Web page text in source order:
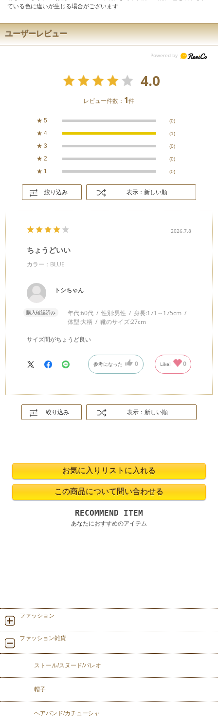
ている色に違いが生じる場合がございます
ユーザーレビュー
4.0
レビュー件数： 1件
★ 5 (0)
★ 4 (1)
★ 3 (0)
★ 2 (0)
★ 1 (0)
絞り込み 表示：新しい順
2026.7.8
ちょうどいい
カラー：BLUE
トシちゃん
購入確認済み 年代:60代 性別:男性 身長:171～175cm
体型:大柄 靴のサイズ:27cm
サイズ間がちょうど良い
参考になった 0 Like! 0
絞り込み 表示：新しい順
RECOMMEND ITEM
あなたにおすすめのアイテム
ファッション
ファッション雑貨
ストール/スヌード/パレオ
帽子
ヘアバンド/カチューシャ